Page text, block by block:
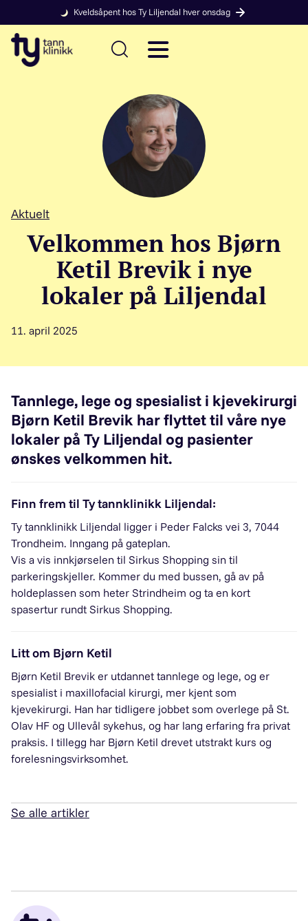
Kveldsåpent hos Ty Liljendal hver onsdag
Aktuelt
Velkommen hos Bjørn
Ketil Brevik i nye
lokaler på Liljendal
11. april 2025
Tannlege, lege og spesialist i kjevekirurgi
Bjørn Ketil Brevik har flyttet til våre nye
lokaler på Ty Liljendal og pasienter
ønskes velkommen hit.
Finn frem til Ty tannklinikk Liljendal:
Ty tannklinikk Liljendal ligger i Peder Falcks vei 3, 7044
Trondheim. Inngang på gateplan.
Vis a vis innkjørselen til Sirkus Shopping sin til
parkeringskjeller. Kommer du med bussen, gå av på
holdeplassen som heter Strindheim og ta en kort
spasertur rundt Sirkus Shopping.
Litt om Bjørn Ketil
Bjørn Ketil Brevik er utdannet tannlege og lege, og er
spesialist i maxillofacial kirurgi, mer kjent som
kjevekirurgi. Han har tidligere jobbet som overlege på St.
Olav HF og Ullevål sykehus, og har lang erfaring fra privat
praksis. I tillegg har Bjørn Ketil drevet utstrakt kurs og
forelesningsvirksomhet.
Se alle artikler